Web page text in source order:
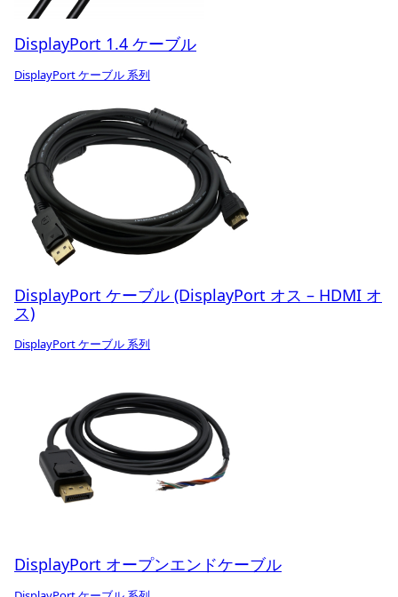
DisplayPort 1.4 ケーブル
DisplayPort ケーブル 系列
DisplayPort ケーブル (DisplayPort オス – HDMI オ
ス)
DisplayPort ケーブル 系列
DisplayPort オープンエンドケーブル